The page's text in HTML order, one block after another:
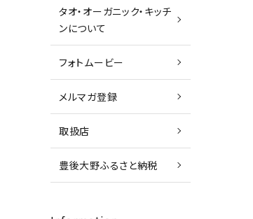
タオ・オーガニック・キッチ
ンについて
フォトムービー
メルマガ登録
取扱店
豊後大野ふるさと納税